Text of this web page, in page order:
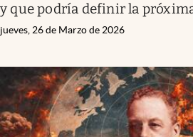
y que podría definir la
jueves, 26 de Marzo de 2026